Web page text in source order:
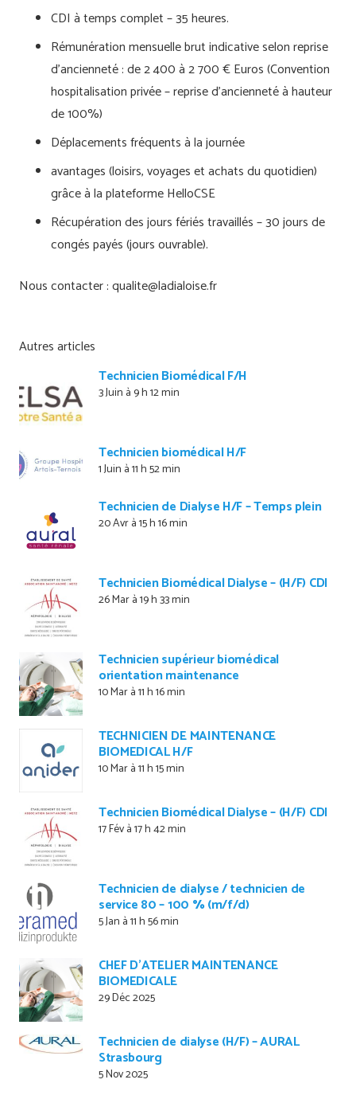
CDI à temps complet – 35 heures.
Rémunération mensuelle brut indicative selon reprise
d’ancienneté : de 2 400 à 2 700 € Euros (Convention
hospitalisation privée – reprise d’ancienneté à hauteur
de 100%)
Déplacements fréquents à la journée
avantages (loisirs, voyages et achats du quotidien)
grâce à la plateforme HelloCSE
Récupération des jours fériés travaillés – 30 jours de
congés payés (jours ouvrable).
Nous contacter : qualite@ladialoise.fr
Autres articles
Technicien Biomédical F/H
3 Juin à 9 h 12 min
Technicien biomédical H/F
1 Juin à 11 h 52 min
Technicien de Dialyse H/F – Temps plein
20 Avr à 15 h 16 min
Technicien Biomédical Dialyse – (H/F) CDI
26 Mar à 19 h 33 min
Technicien supérieur biomédical
orientation maintenance
10 Mar à 11 h 16 min
TECHNICIEN DE MAINTENANCE
BIOMEDICAL H/F
10 Mar à 11 h 15 min
Technicien Biomédical Dialyse – (H/F) CDI
17 Fév à 17 h 42 min
Technicien de dialyse / technicien de
service 80 – 100 % (m/f/d)
5 Jan à 11 h 56 min
CHEF D’ATELIER MAINTENANCE
BIOMEDICALE
29 Déc 2025
Technicien de dialyse (H/F) – AURAL
Strasbourg
5 Nov 2025